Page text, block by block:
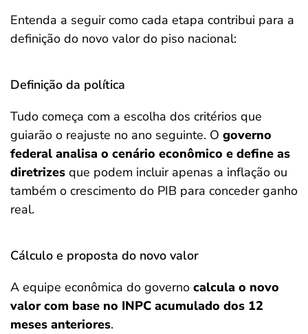
Entenda a seguir como cada etapa contribui para a
definição do novo valor do piso nacional:
Definição da política
Tudo começa com a escolha dos critérios que
guiarão o reajuste no ano seguinte. O governo
federal analisa o cenário econômico e define as
diretrizes que podem incluir apenas a inflação ou
também o crescimento do PIB para conceder ganho
real.
Cálculo e proposta do novo valor
A equipe econômica do governo calcula o novo
valor com base no INPC acumulado dos 12
meses anteriores.